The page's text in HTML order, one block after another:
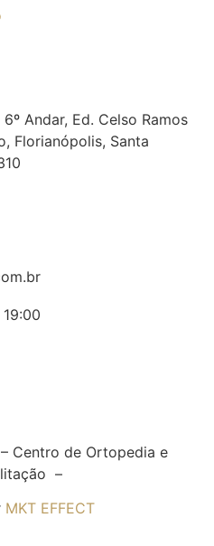
Andar, Ed. Celso Ramos
Florianópolis, Santa
Centro de Ortopedia e
–
MKT EFFECT